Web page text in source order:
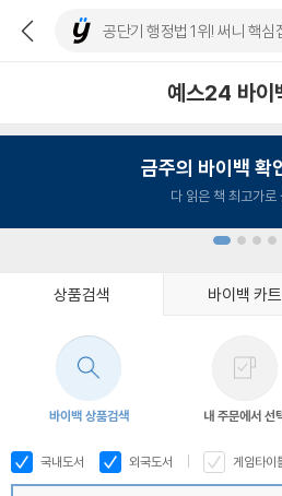
예스24 바이
금주의 바이백 확
다 읽은 책 최고가로
상품검색 바이백 카트
바이백 상품검색 내 주문에서 선
국내도서 외국도서 게임타이